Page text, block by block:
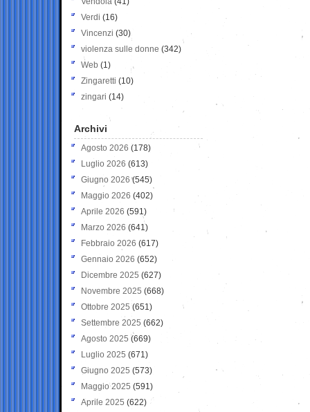
Verdi (16)
Vincenzi (30)
violenza sulle donne (342)
Web (1)
Zingaretti (10)
zingari (14)
Archivi
Agosto 2026 (178)
Luglio 2026 (613)
Giugno 2026 (545)
Maggio 2026 (402)
Aprile 2026 (591)
Marzo 2026 (641)
Febbraio 2026 (617)
Gennaio 2026 (652)
Dicembre 2025 (627)
Novembre 2025 (668)
Ottobre 2025 (651)
Settembre 2025 (662)
Agosto 2025 (669)
Luglio 2025 (671)
Giugno 2025 (573)
Maggio 2025 (591)
Aprile 2025 (622)